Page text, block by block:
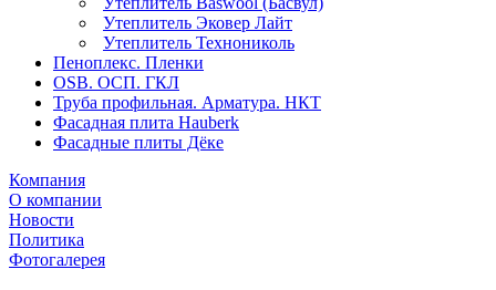
Утеплитель Эковер Лайт
Утеплитель Технониколь
Пеноплекс. Пленки
OSB. ОСП. ГКЛ
Труба профильная. Арматура. НКТ
Фасадная плита Hauberk
Фасадные плиты Дёке
Компания
О компании
Новости
Политика
Фотогалерея